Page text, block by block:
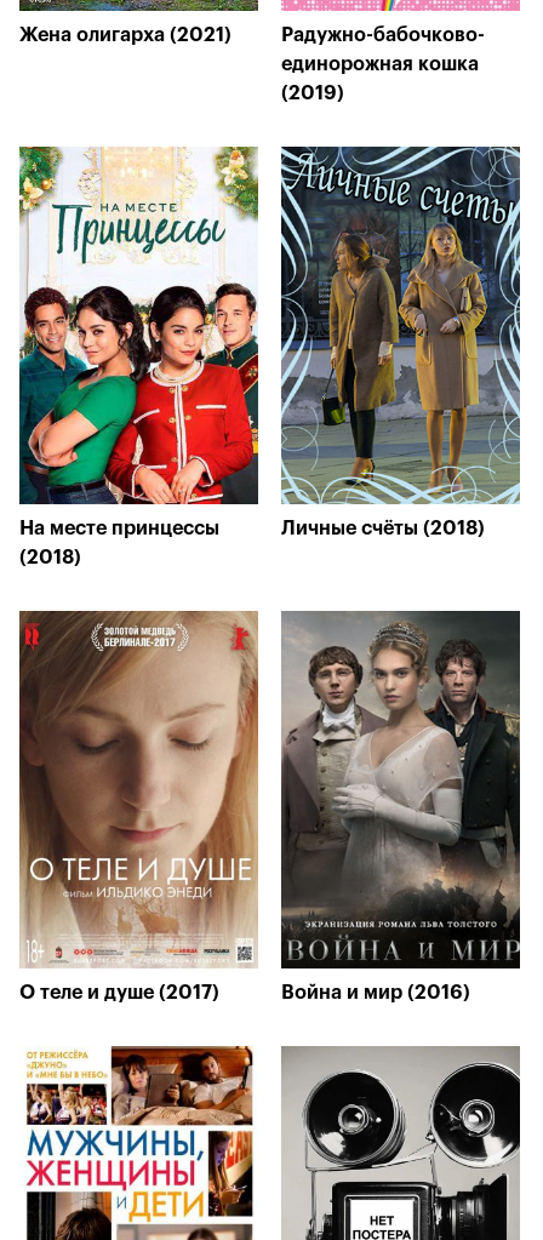
Жена олигарха (2021)
Радужно-бабочково-
единорожная кошка
(2019)
На месте принцессы
(2018)
Личные счёты (2018)
О теле и душе (2017) Война и мир (2016)